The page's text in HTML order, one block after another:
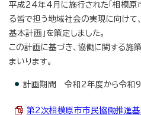
平成24年4月に施行された「相模原
る皆で担う地域社会の実現に向けて
基本計画」を策定しました。
この計画に基づき、協働に関する施
まいります。
計画期間 令和2年度から令和9
第2次相模原市市民協働推進